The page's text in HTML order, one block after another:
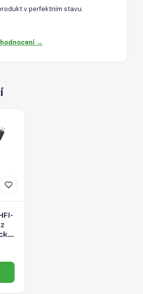
v perfektním stavu.
→